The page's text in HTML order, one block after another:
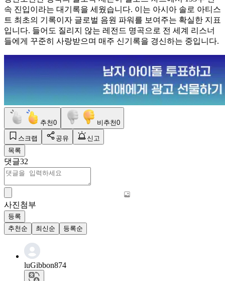
속 진입이라는 대기록을 세웠습니다. 이는 아시아 솔로 아티스
트 최초의 기록이자 글로벌 음원 파워를 보여주는 확실한 지표
입니다. 들어도 질리지 않는 레전드 명곡으로 전 세계 리스너
들에게 꾸준히 사랑받으며 매주 신기록을 경신하는 중입니다.
추천0 비추천0
스크랩 공유
신고
목록
댓글32
사진첨부
등록
추천순
최신순 등록순
luGibbon874